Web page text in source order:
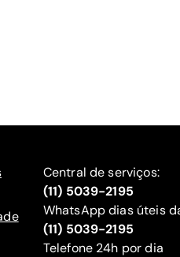
Central de serviços:
(11) 5039-2195
WhatsApp dias úteis
(11) 5039-2195
‍Telefone 24h por dia